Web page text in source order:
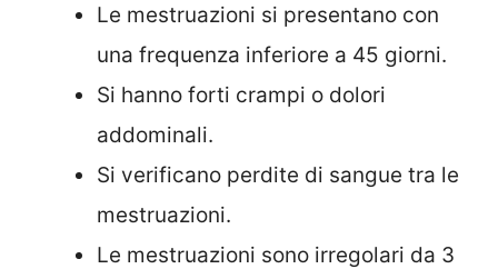
Le mestruazioni si presentano con
una frequenza inferiore a 45 giorni.
Si hanno forti crampi o dolori
addominali.
Si verificano perdite di sangue tra le
mestruazioni.
Le mestruazioni sono irregolari da 3